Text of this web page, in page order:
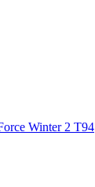
Winter 2 T94